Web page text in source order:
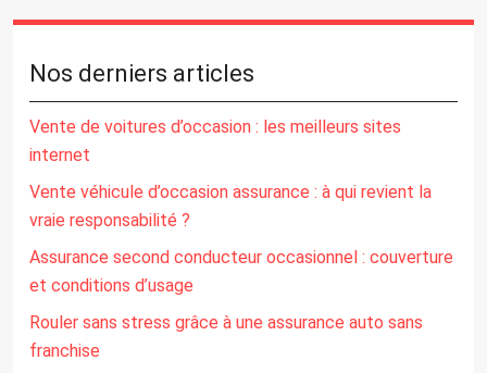
Nos derniers articles
Vente de voitures d’occasion : les meilleurs sites
internet
Vente véhicule d’occasion assurance : à qui revient la
vraie responsabilité ?
Assurance second conducteur occasionnel : couverture
et conditions d’usage
Rouler sans stress grâce à une assurance auto sans
franchise